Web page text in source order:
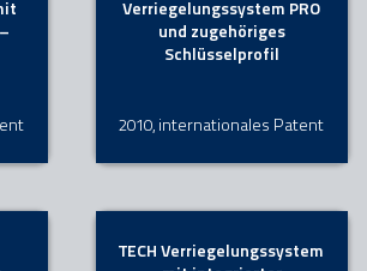
Verriegelungssystem PRO
und zugehöriges
Schlüsselprofil
2010, internationales Patent
TECH Verriegelungssystem